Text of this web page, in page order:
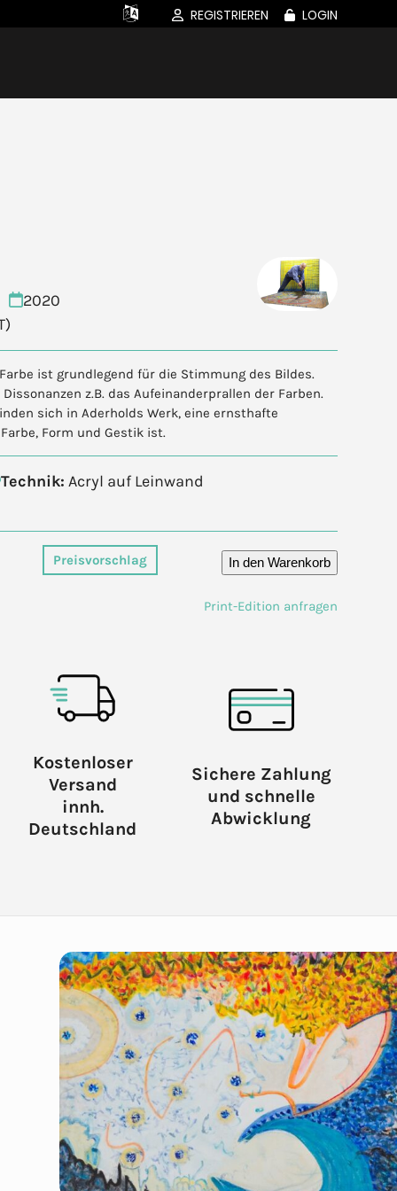
REGISTRIEREN LOGIN
2020
ist grundlegend für die Stimmung des Bildes.
z.B. das Aufeinanderprallen der Farben.
sich in Aderholds Werk, eine ernsthafte
Form und Gestik ist.
Technik: Acryl auf Leinwand
Preisvorschlag In den Warenkorb
Print-Edition anfragen
Kostenloser
Versand
innh.
Deutschland
Sichere Zahlung
und schnelle
Abwicklung